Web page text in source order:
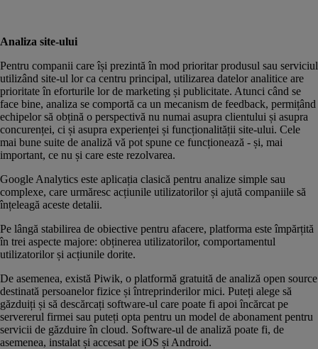
Analiza site-ului
Pentru companii care își prezintă în mod prioritar produsul sau serviciul
utilizând site-ul lor ca centru principal, utilizarea datelor analitice are
prioritate în eforturile lor de marketing și publicitate. Atunci când se
face bine, analiza se comportă ca un mecanism de feedback, permițând
echipelor să obțină o perspectivă nu numai asupra clientului și asupra
concurenței, ci și asupra experienței și funcționalității site-ului. Cele
mai bune suite de analiză vă pot spune ce funcționează - și, mai
important, ce nu și care este rezolvarea.
Google Analytics este aplicația clasică pentru analize simple sau
complexe, care urmăresc acțiunile utilizatorilor și ajută companiile să
înțeleagă aceste detalii.
Pe lângă stabilirea de obiective pentru afacere, platforma este împărțită
în trei aspecte majore: obținerea utilizatorilor, comportamentul
utilizatorilor și acțiunile dorite.
De asemenea, există Piwik, o platformă gratuită de analiză open source
destinată persoanelor fizice și întreprinderilor mici. Puteți alege să
găzduiți și să descărcați software-ul care poate fi apoi încărcat pe
servererul firmei sau puteți opta pentru un model de abonament pentru
servicii de găzduire în cloud. Software-ul de analiză poate fi, de
asemenea, instalat și accesat pe iOS și Android.